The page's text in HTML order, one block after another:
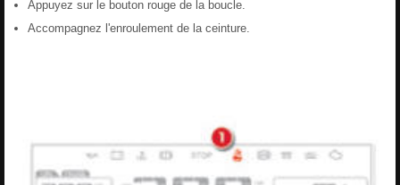
Appuyez sur le bouton rouge de la boucle.
Accompagnez l'enroulement de la ceinture.